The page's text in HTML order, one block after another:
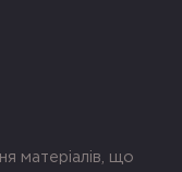
матеріалів, що